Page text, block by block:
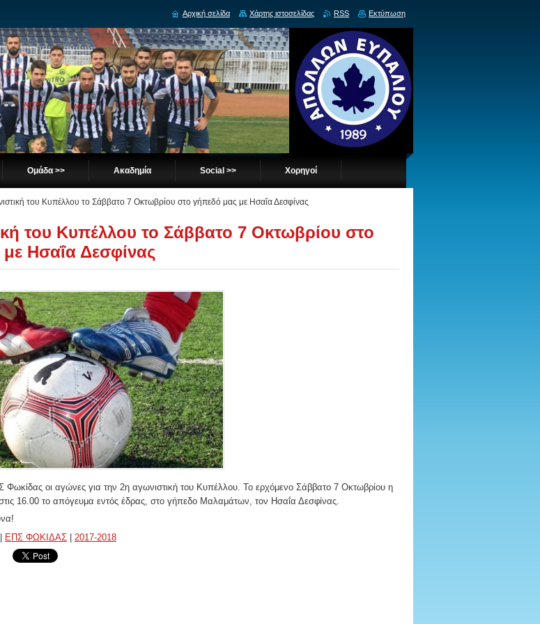
Ομάδα >> Ακαδημία Social >> Χορηγοί
του Κυπέλλου το Σάββατο 7 Οκτωβρίου στο γήπεδό μας με Ησαΐα Δεσφίνας
του Κυπέλλου το Σάββατο 7 Οκτωβρίου στο
Ησαΐα Δεσφίνας
οι αγώνες για την 2η αγωνιστική του Κυπέλλου. Το ερχόμενο Σάββατο 7 Οκτωβρίου η
16.00 το απόγευμα εντός έδρας, στο γήπεδο Μαλαμάτων, τον Ησαΐα Δεσφίνας.
ΕΠΣ ΦΩΚΙΔΑΣ 2017-2018
Αρχική σελίδα Χάρτης ιστοσελίδας RSS Εκτύπωση